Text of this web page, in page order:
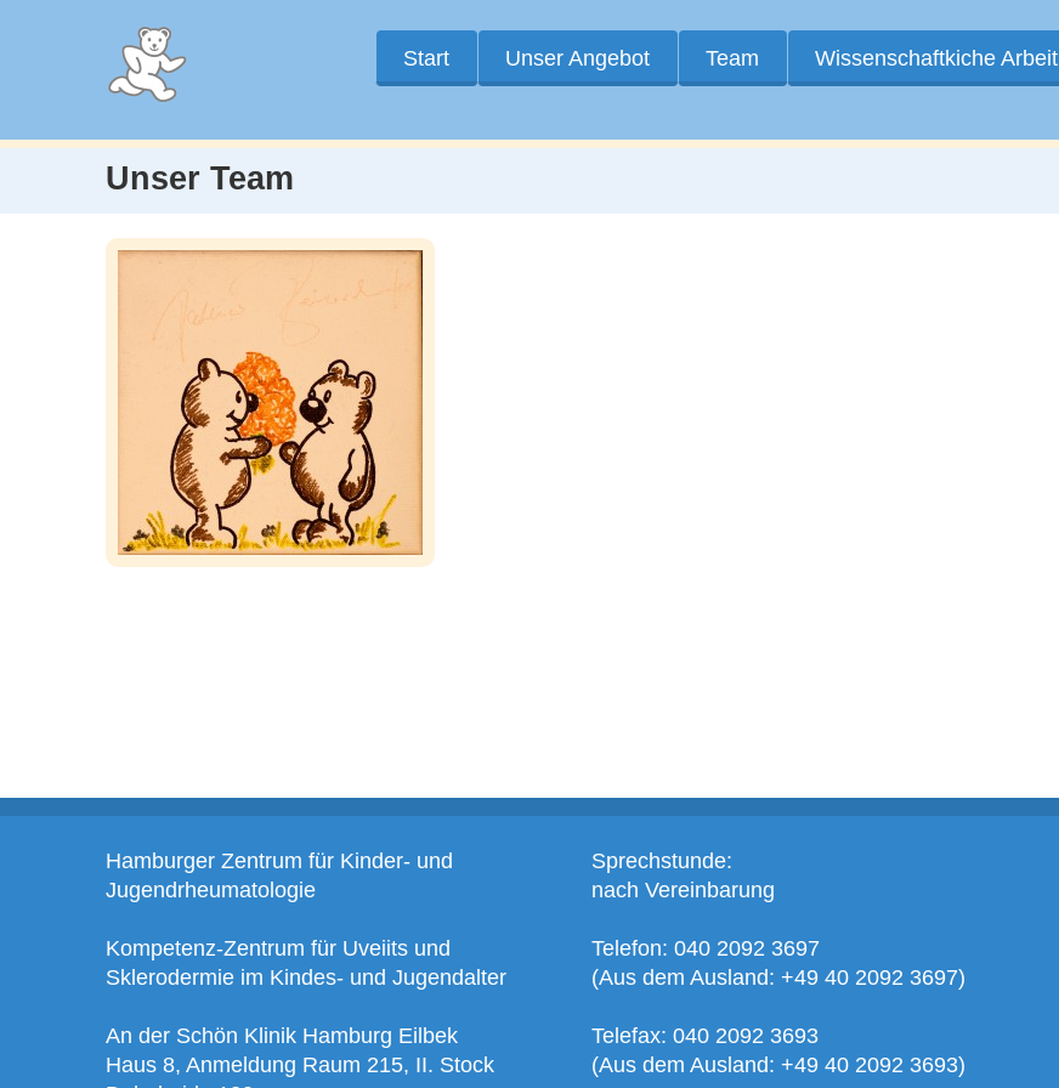
Start Unser Angebot Team Wissenschaftkiche Arbeit
Unser Team
Hamburger Zentrum für Kinder- und
Jugendrheumatologie
Kompetenz-Zentrum für Uveiits und
Sklerodermie im Kindes- und Jugendalter
An der Schön Klinik Hamburg Eilbek
Haus 8, Anmeldung Raum 215, II. Stock
Sprechstunde:
nach Vereinbarung
Telefon: 040 2092 3697
(Aus dem Ausland: +49 40 2092 3697)
Telefax: 040 2092 3693
(Aus dem Ausland: +49 40 2092 3693)